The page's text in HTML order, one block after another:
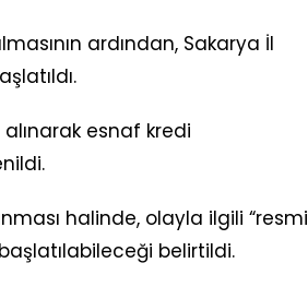
ardından, Sakarya İl
esnaf kredi
halinde, olayla ilgili “resmi
belirtildi.